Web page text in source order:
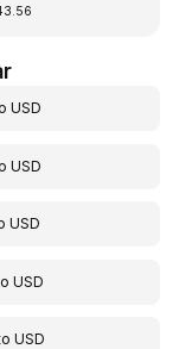
USD
USD
USD
USD
USD